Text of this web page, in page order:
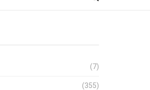
(7)
(355)